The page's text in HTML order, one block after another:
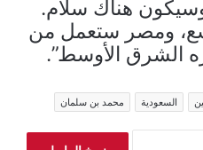
هناك سلام.
ومصر ستعمل من
الشرق الأوسط”.
السعودية محمد بن سلمان